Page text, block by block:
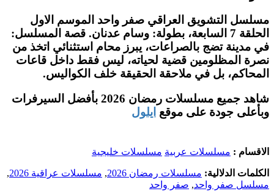
مسلسل التشويق العراقي صفر واحد الموسم الاول
الحلقة 7 السابعة، بطولة: وسام عدنان. قصة المسلسل:
في مدينة تضج بالصراعات، يبرز محام استثنائي اتخذ من
نصرة المظلومين قضية لحياته، ليس فقط داخل قاعات
المحاكم، بل في ملاحقة الحقيقة خلف الكواليس.
شاهد جميع مسلسلات رمضان 2026 بأفضل السيرفرات
وبأعلى جودة على موقع ايلول
الاقسام : مسلسلات عربية مسلسلات خليجية
الكلمات الدلالية: مسلسلات رمضان 2026 , مسلسلات عراقية 2026
,
مسلسل صفر واحد, صفر واحد